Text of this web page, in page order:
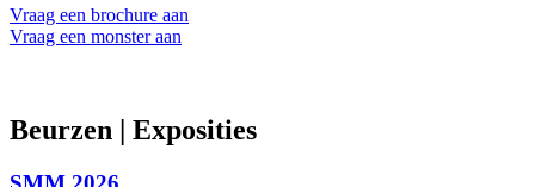
Vraag een brochure aan
Vraag een monster aan
Beurzen | Exposities